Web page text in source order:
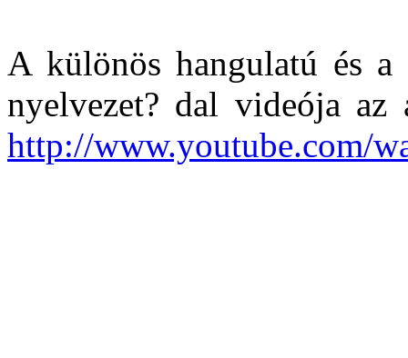
A különös hangulatú és a
nyelvezet? dal videója
http://www.youtube.com/